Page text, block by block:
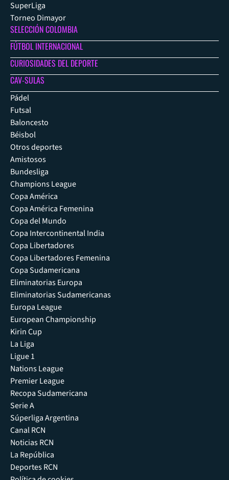
SuperLiga
Torneo Dimayor
SELECCIÓN COLOMBIA
FÚTBOL INTERNACIONAL
CURIOSIDADES DEL DEPORTE
CAV-SULAS
Pádel
Futsal
Baloncesto
Béisbol
Otros deportes
Amistosos
Bundesliga
Champions League
Copa América
Copa América Femenina
Copa del Mundo
Copa Intercontinental India
Copa Libertadores
Copa Libertadores Femenina
Copa Sudamericana
Eliminatorias Europa
Eliminatorias Sudamericanas
Europa League
European Championship
Kirin Cup
La Liga
Ligue 1
Nations League
Premier League
Recopa Sudamericana
Serie A
Súperliga Argentina
Canal RCN
Noticias RCN
La República
Deportes RCN